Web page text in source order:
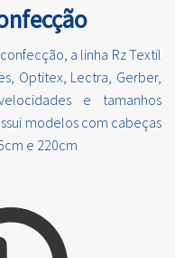
a linha Rz Textil
Optitex, Lectra, Gerber,
e tamanhos
modelos com cabeças
e 220cm